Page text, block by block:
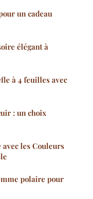
un cadeau
élégant à
à 4 feuilles avec
: un choix
les Couleurs
polaire pour